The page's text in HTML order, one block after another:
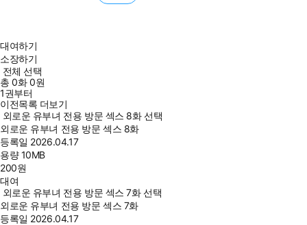
대여하기
소장하기
전체 선택
총0화0원
1권부터
이전목록 더보기
외로운 유부녀 전용 방문 섹스 8화 선택
외로운 유부녀 전용 방문 섹스 8화
등록일 2026.04.17
용량10MB
200원
대여
외로운 유부녀 전용 방문 섹스 7화 선택
외로운 유부녀 전용 방문 섹스 7화
등록일 2026.04.17